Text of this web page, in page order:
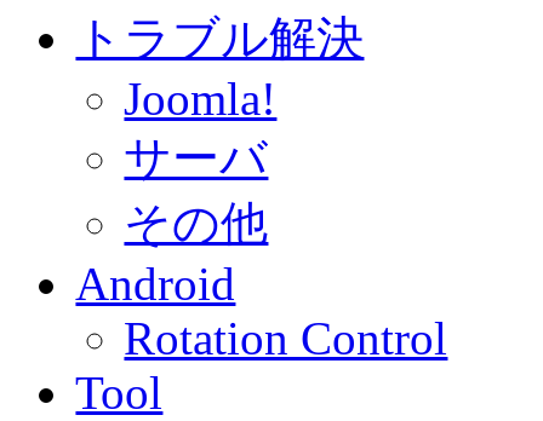
トラブル解決
Joomla!
サーバ
その他
Android
Rotation Control
Tool